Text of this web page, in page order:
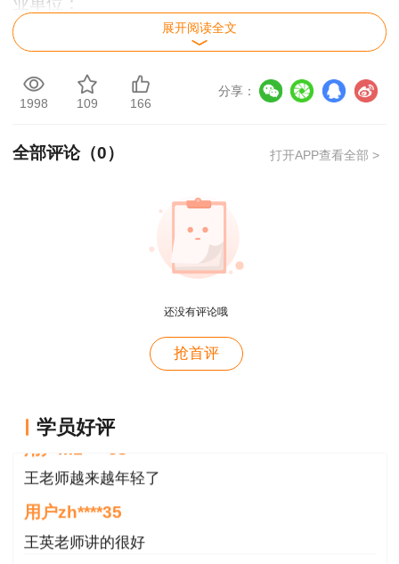
根据住房和城乡建设部、交通运输部、水利部
和人力资源社会保障部《关于印发<造价工程师职
业资格制度规定> <造价工程师职业资格实施办法>
设部《关于造价工程师职业资格考试有关工作的说
2025年度一级造价工程师职业资格考试考务工作
的通知》（人考中心函〔2025〕22号）精神，为
做好我省2025年度一级造价工程师职业资格考试
一级造价工程师职业资格考试设《建设工程造
题）、《建设工程技术与计量》（客观题）和《建
设工程造价案例分析》（土木建筑工程、安装工程
两专业为主客观混合题，交通运输工程、水利工程
两专业为主观题）4个科目。其中《建设工程造价
管理》和《建设工程计价》为基础科目；《建设工
展开阅读全文
1998 109 166
分享：
全部评论（0） 打开APP查看全部 >
还没有评论哦
抢首评
学员好评
用户m1****68
用户zh****35
王英老师讲的很好
用户m9****66